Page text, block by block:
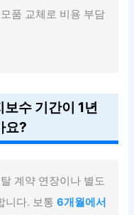
품 교체로 비용 부담
수 기간이 1년
요?
계약 연장이나 별도
니다. 보통6개월에서